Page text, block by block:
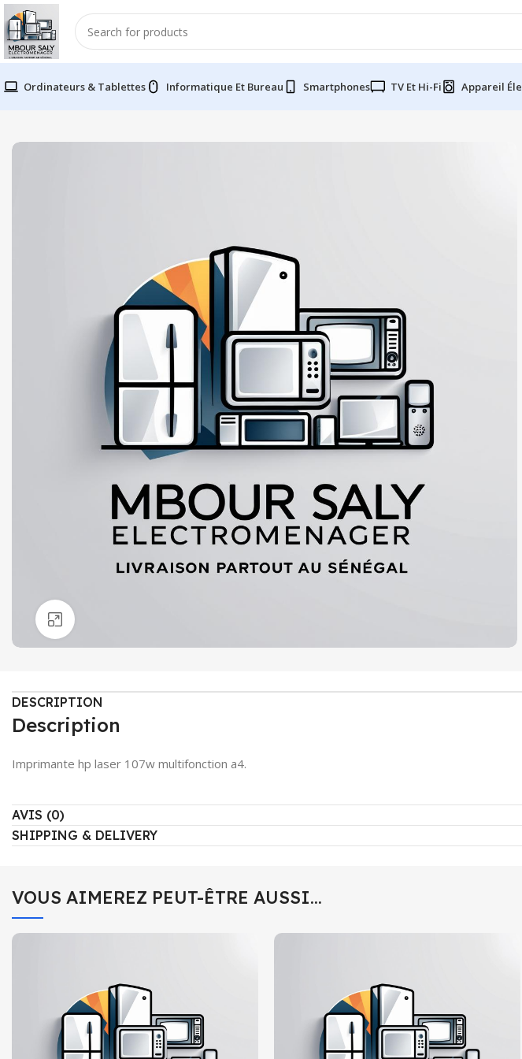
Ordinateurs & Tablettes Informatique Et Bureau Smartphones TV Et Hi-Fi Appareil
DESCRIPTION
Description
Imprimante hp laser 107w multifonction a4.
AVIS (0)
SHIPPING & DELIVERY
VOUS AIMEREZ PEUT-ÊTRE AUSSI…